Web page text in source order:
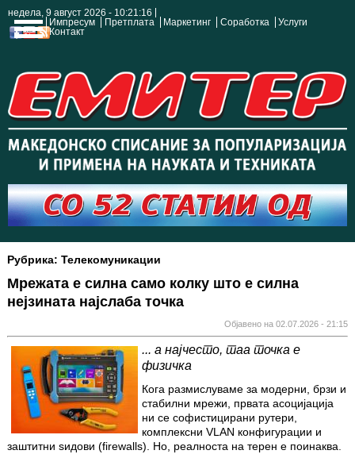
недела, 9 август 2026 - 10:21:17
Импресум
Претплата Маркетинг Соработка
Услуги
Контакт
Рубрика: Телекомуникации
Мрежата е силна само колку што е силна
нејзината најслаба точка
Објавено на 02.07.2026 - 21:15
... a најчесто, таа точка е
физичка
Кога размислуваме за модерни, брзи и
стабилни мрежи, првата асоцијација
ни се софистицирани рутери,
комплексни VLAN конфигурации и
заштитни ѕидови (firewalls). Но, реалноста на терен е поинаква